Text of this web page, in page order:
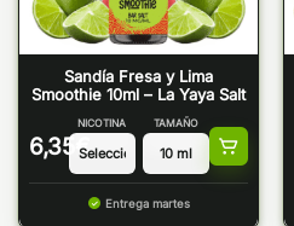
Sandía Fresa y Lima
Smoothie 10ml – La Yaya Salt
6,35 €
NICOTINA TAMAÑO
Entrega martes